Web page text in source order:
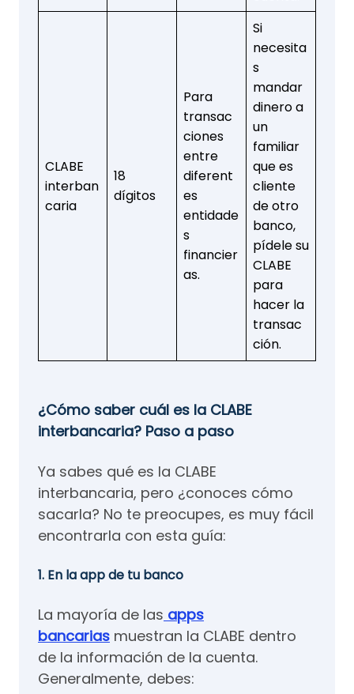
CLABE
interban
caria
18
dígitos
Para
transac
ciones
entre
diferent
es
entidade
s
financier
as.
Si
necesita
s
mandar
dinero a
un
familiar
que es
cliente
de otro
banco,
pídele su
CLABE
para
hacer la
transac
ción.
¿Cómo saber cuál es la CLABE
interbancaria? Paso a paso
Ya sabes qué es la CLABE
interbancaria, pero ¿conoces cómo
sacarla? No te preocupes, es muy fácil
encontrarla con esta guía:
1. En la app de tu banco
La mayoría de las apps
bancarias muestran la CLABE dentro
de la información de la cuenta.
Generalmente, debes: